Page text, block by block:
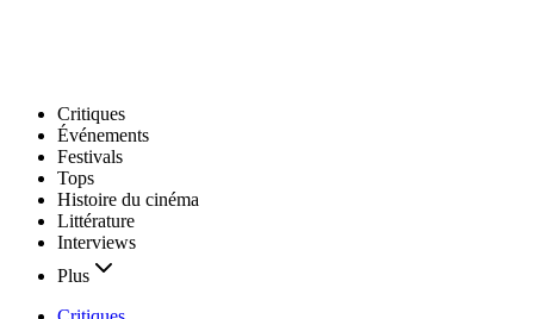
Critiques
Événements
Festivals
Tops
Histoire du cinéma
Littérature
Interviews
Plus